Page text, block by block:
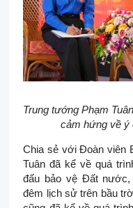
Trung tướng Phạm
cảm hứng về ý
Chia sẻ với Đoàn viên
Tuân đã kể về quá
đấu bảo vệ Đất nước,
đêm lịch sử trên bầu